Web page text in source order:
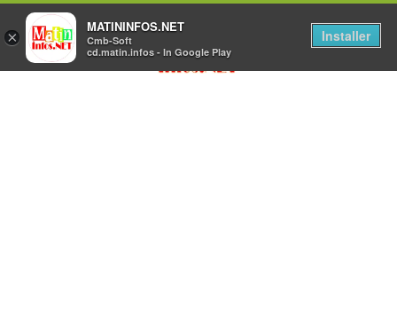
×
MATININFOS.NET
Cmb-Soft
cd.matin.infos - In Google Play
Installer